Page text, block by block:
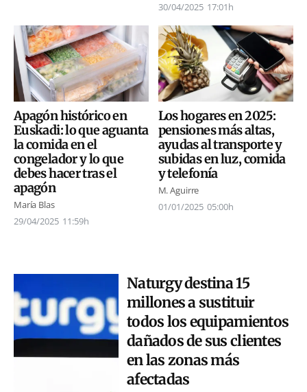
30/04/2025 17:01h
Apagón histórico en
Euskadi: lo que aguanta
la comida en el
congelador y lo que
debes hacer tras el
apagón
María Blas
29/04/2025 11:59h
Los hogares en 2025:
pensiones más altas,
ayudas al transporte y
subidas en luz, comida
y telefonía
M. Aguirre
01/01/2025 05:00h
Naturgy destina 15
millones a sustituir
todos los equipamientos
dañados de sus clientes
en las zonas más
afectadas